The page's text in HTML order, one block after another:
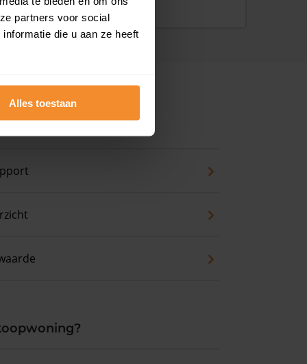
partners voor social
die u aan ze heeft
Alles toestaan